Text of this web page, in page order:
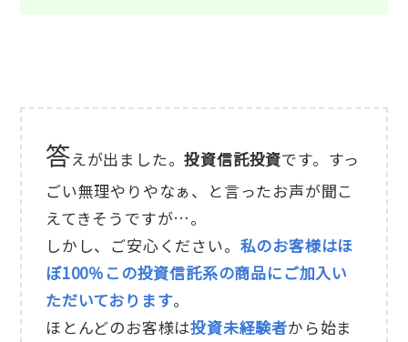
答えが出ました。投資信託投資です。すっ
ごい無理やりやなぁ、と言ったお声が聞こ
えてきそうですが…。
しかし、ご安心ください。 私のお客様はほ
ぼ100％この投資信託系の商品にご加入い
ただいております。
ほとんどのお客様は投資未経験者から始ま